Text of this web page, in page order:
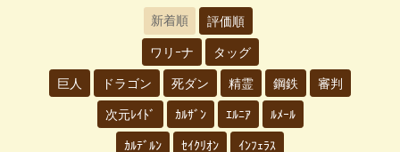
新着順 評価順
ワリｰナ タッグ
巨人 ドラゴン 死ダン 精霊 鋼鉄 審判
次元ﾚｲﾄﾞ ｶﾙｻﾞﾝ ｴﾙﾆｱ ﾙﾒｰﾙ
ｶﾙﾃﾞﾙﾝ ｾｲｸﾘｵﾝ ｲﾝﾌｪﾗｽ